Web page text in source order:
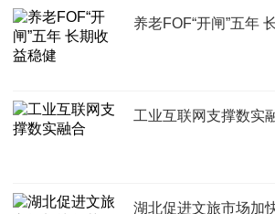
养老FOF“开闸”五年
工业互联网支撑数实
湖北促进文旅市场加